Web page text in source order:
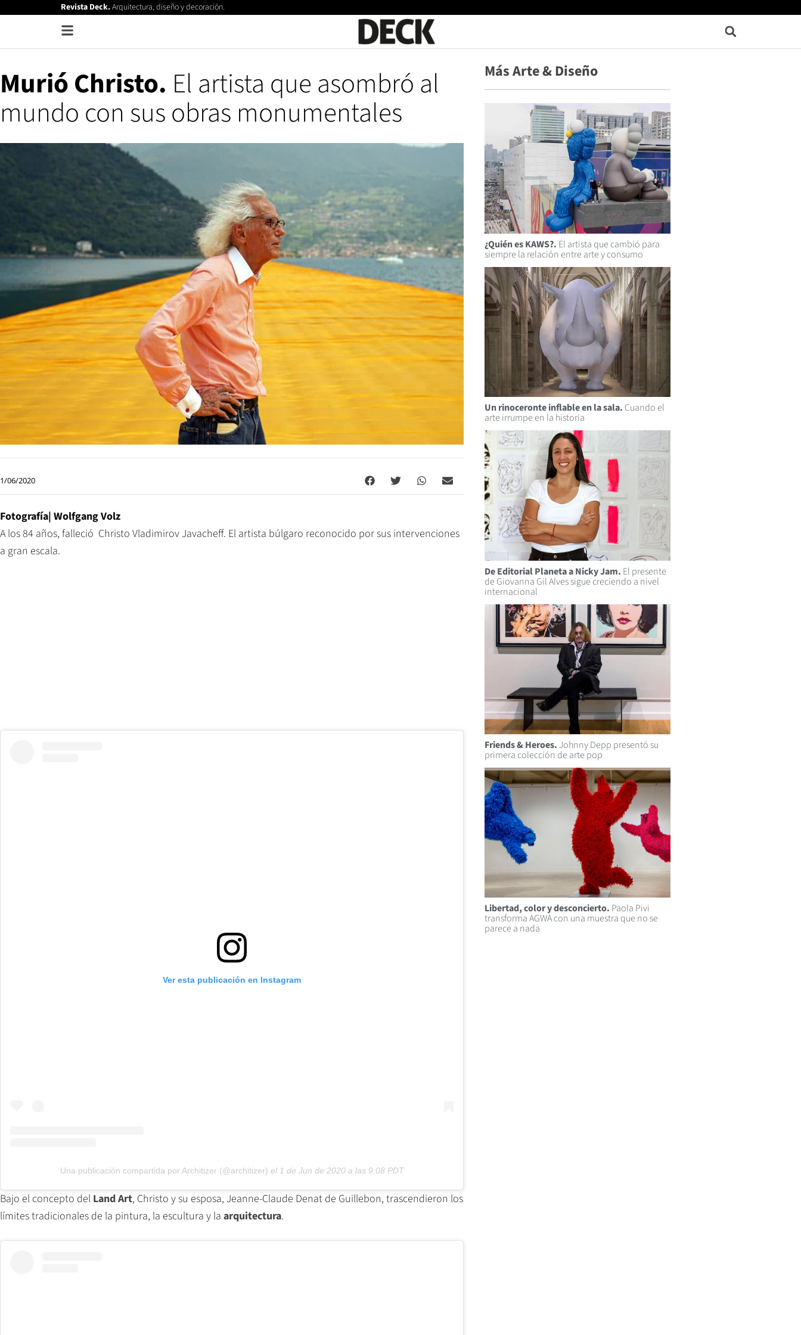
Revista Deck.Arquitectura, diseño y decoración.
Murió Christo. El artista que asombró al
mundo con sus obras monumentales
1/06/2020
Fotografía| Wolfgang Volz
A los 84 años, falleció Christo Vladimirov Javacheff. El artista búlgaro reconocido por sus intervenciones
a gran escala.
Ver esta publicación en Instagram
Una publicación compartida por Architizer (@architizer) el 1 de Jun de 2020 a las 9:08 PDT
Bajo el concepto del Land Art, Christo y su esposa, Jeanne-Claude Denat de Guillebon, trascendieron los
límites tradicionales de la pintura, la escultura y la arquitectura.
Más Arte & Diseño
¿Quién es KAWS?. El artista que cambió para
siempre la relación entre arte y consumo
Un rinoceronte inflable en la sala. Cuando el
arte irrumpe en la historia
De Editorial Planeta a Nicky Jam. El presente
de Giovanna Gil Alves sigue creciendo a nivel
internacional
Friends & Heroes. Johnny Depp presentó su
primera colección de arte pop
Libertad, color y desconcierto. Paola Pivi
transforma AGWA con una muestra que no se
parece a nada